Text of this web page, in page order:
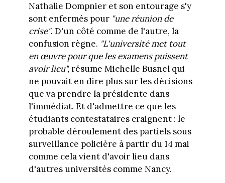
Nathalie Dompnier et son entourage s'y
sont enfermés pour "une réunion de
crise". D'un côté comme de l'autre, la
confusion règne. "L'université met tout
en œuvre pour que les examens puissent
avoir lieu",résume Michelle Busnel qui
ne pouvait en dire plus sur les décisions
que va prendre la présidente dans
l'immédiat. Et d'admettre ce que les
étudiants contestataires craignent : le
probable déroulement des partiels sous
surveillance policière à partir du 14 mai
comme cela vient d'avoir lieu dans
d'autres universités comme Nancy.